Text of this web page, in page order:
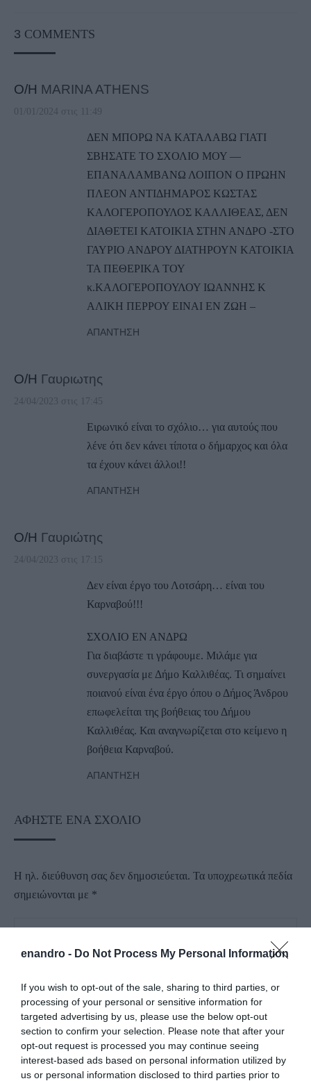
enandro - Do Not Process My Personal Information
If you wish to opt-out of the sale, sharing to third parties, or
processing of your personal or sensitive information for
targeted advertising by us, please use the below opt-out
section to confirm your selection. Please note that after your
opt-out request is processed you may continue seeing
interest-based ads based on personal information utilized by
us or personal information disclosed to third parties prior to
3 COMMENTS
Ο/Η MARINA ATHENS
01/01/2024 στις 11:49
ΔΕΝ ΜΠΟΡΩ ΝΑ ΚΑΤΑΛΑΒΩ ΓΙΑΤΙ
ΣΒΗΣΑΤΕ ΤΟ ΣΧΟΛΙΟ ΜΟΥ —
ΕΠΑΝΑΛΑΜΒΑΝΩ ΛΟΙΠΟΝ Ο ΠΡΩΗΝ
ΠΛΕΟΝ ΑΝΤΙΔΗΜΑΡΟΣ ΚΩΣΤΑΣ
ΚΑΛΟΓΕΡΟΠΟΥΛΟΣ ΚΑΛΛΙΘΕΑΣ, ΔΕΝ
ΔΙΑΘΕΤΕΙ ΚΑΤΟΙΚΙΑ ΣΤΗΝ ΑΝΔΡΟ -ΣΤΟ
ΓΑΥΡΙΟ ΑΝΔΡΟΥ ΔΙΑΤΗΡΟΥΝ ΚΑΤΟΙΚΙΑ
ΤΑ ΠΕΘΕΡΙΚΑ ΤΟΥ
κ.ΚΑΛΟΓΕΡΟΠΟΥΛΟΥ ΙΩΑΝΝΗΣ Κ
ΑΛΙΚΗ ΠΕΡΡΟΥ ΕΙΝΑΙ ΕΝ ΖΩΗ –
ΑΠΆΝΤΗΣΗ
Ο/Η Γαυριωτης
24/04/2023 στις 17:45
Ειρωνικό είναι το σχόλιο… για αυτούς που
λένε ότι δεν κάνει τίποτα ο δήμαρχος και όλα
τα έχουν κάνει άλλοι!!
ΑΠΆΝΤΗΣΗ
Ο/Η Γαυριώτης
24/04/2023 στις 17:15
Δεν είναι έργο του Λοτσάρη… είναι του
Καρναβού!!!
ΣΧΟΛΙΟ ΕΝ ΑΝΔΡΩ
Για διαβάστε τι γράφουμε. Μιλάμε για
συνεργασία με Δήμο Καλλιθέας. Τι σημαίνει
ποιανού είναι ένα έργο όπου ο Δήμος Άνδρου
επωφελείται της βοήθειας του Δήμου
Καλλιθέας. Και αναγνωρίζεται στο κείμενο η
βοήθεια Καρναβού.
ΑΠΆΝΤΗΣΗ
ΑΦΉΣΤΕ ΈΝΑ ΣΧΌΛΙΟ
Η ηλ. διεύθυνση σας δεν δημοσιεύεται. Τα υποχρεωτικά πεδία
σημειώνονται με *